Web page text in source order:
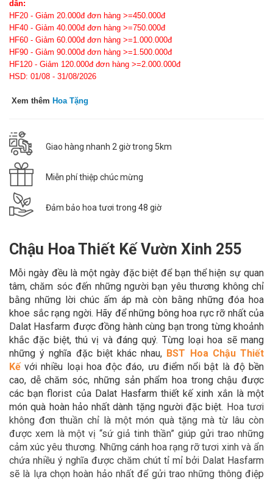
dẫn:
HF20 - Giảm 20.000đ đơn hàng >=450.000đ
HF40 - Giảm 40.000đ đơn hàng >=750.000đ
HF60 - Giảm 60.000đ đơn hàng >=1.000.000đ
HF90 - Giảm 90.000đ đơn hàng >=1.500.000đ
HF120 - Giảm 120.000đ đơn hàng >=2.000.000đ
HSD: 01/08 - 31/08/2026
Xem thêm Hoa Tặng
Giao hàng nhanh 2 giờ trong 5km
Miễn phí thiệp chúc mừng
Đảm bảo hoa tươi trong 48 giờ
Chậu Hoa Thiết Kế Vườn Xinh 255
Mỗi ngày đều là một ngày đặc biệt để bạn thể hiện sự quan
tâm, chăm sóc đến những người bạn yêu thương không chỉ
bằng những lời chúc ấm áp mà còn bằng những đóa hoa
khoe sắc rạng ngời. Hãy đểnhững bông hoa rực rỡ nhất của
Dalat Hasfarm được đồng hành cùng bạn trong từng khoảnh
khắc đặc biệt, thú vị và đáng quý. Từng loại hoa sẽ mang
những ý nghĩa đặc biệt khác nhau, BST Hoa Chậu Thiết
Kế với nhiều loại hoa độc đáo, ưu điểm nổi bật là độ bền
cao, dễ chăm sóc, những sản phẩm hoa trong chậu được
các bạn florist của Dalat Hasfarm thiết kế xinh xắn là một
món quà hoàn hảo nhất dành tặng người đặc biệt. Hoa tươi
không đơn thuần chỉ là một món quà tặng mà từ lâu còn
được xem là một vị “sứ giả tinh thần” giúp gửi trao những
cảm xúc yêu thương. Những cánh hoa rạng rỡ tươi xinh và ẩn
chứa nhiều ý nghĩa được chăm chút tỉ mỉ bởi Dalat Hasfarm
sẽ là lựa chọn hoàn hảo nhất để gửi trao những thông điệp